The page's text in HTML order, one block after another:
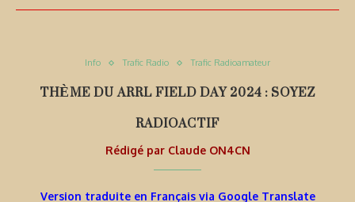
Info Trafic Radio Trafic Radioamateur
THÈME DU ARRL FIELD DAY 2024 : SOYEZ
RADIOACTIF
Rédigé par Claude ON4CN
Version traduite en Français via Google Translate